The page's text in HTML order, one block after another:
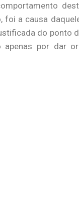
a causa
do ponto
apenas por dar